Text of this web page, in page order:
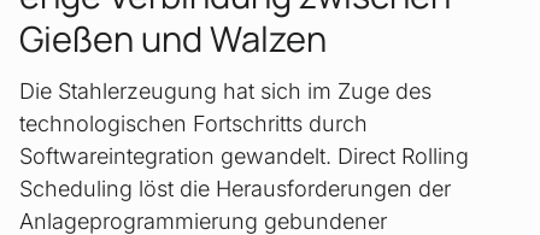
Gießen und Walzen
Die Stahlerzeugung hat sich im Zuge des
technologischen Fortschritts durch
Softwareintegration gewandelt. Direct Rolling
Scheduling löst die Herausforderungen der
Anlageprogrammierung gebundener